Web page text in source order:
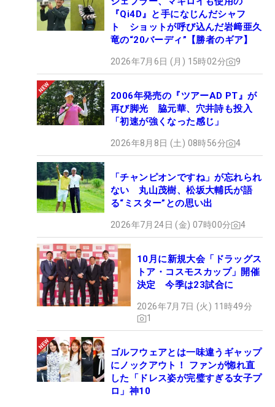
をかけていた。
「それが昨年優勝争いをしていて感じたところで、
勝てなかった原因だと思う。結果にこだわりすぎて
しまって、本来やらないといけないところだった
り、見ないといけないところが抜けちゃっていた」
と分析。
そこで「きょうは『65でも75でも一緒。悪くても、
一打でも、しっかり戦っていく』という意識にしま
した」。結果に縛られない“勝てる思考”が、最後の
一打まで自分を支えた。
単独首位での最終日進出は自身初だった。持病の不
安を抱えながら得た、初めての逃げ切りV。目標と
して掲げる“年間王者”へ向け、大きな一歩となる勝
利だ。（文・高木彩音）
『Qi4D』と手になじんだシャフ
ト ショットが呼び込んだ岩﨑亜久
竜の“20バーディ”【勝者のギア】
2026年7月6日 (月) 15時02分 9
2006年発売の『ツアーAD PT』が
再び脚光 脇元華、穴井詩も投入
「初速が強くなった感じ」
2026年8月8日 (土) 08時56分 4
「チャンピオンですね」が忘れられ
ない 丸山茂樹、松坂大輔氏が語
る“ミスター”との思い出
2026年7月24日 (金) 07時00分 4
10月に新規大会「ドラッグス
トア・コスモスカップ」開催
決定 今季は23試合に
2026年7月7日 (火) 11時49分
1
ゴルフウェアとは一味違うギャップ
にノックアウト！ ファンが惚れ直
した「ドレス姿が完璧すぎる女子プ
ロ」神10